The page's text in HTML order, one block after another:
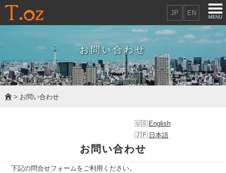
MENU
JP EN
お問い合わせ
> お問い合わせ
English
日本語
お問い合わせ
下記の問合せフォームをご利用ください。